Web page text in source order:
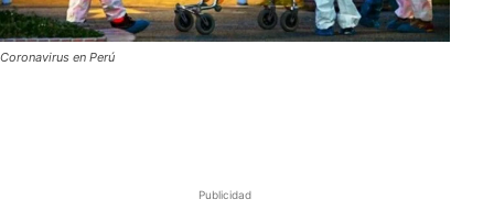
Coronavirus en Perú
Publicidad